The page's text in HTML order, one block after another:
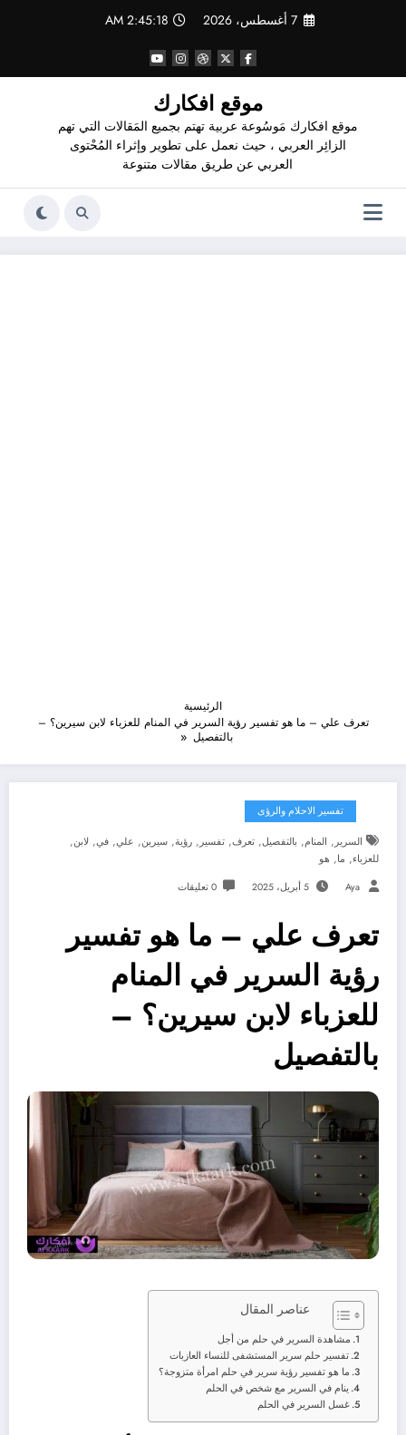
7 أغسطس، 2026 2:45:19 AM
موقع افكارك
موقع افكارك مَوسُوعة عربية تهتم بجميع المَقالات التي تهم
الزائِر العربي ، حيث نعمل على تطوير وإثراء المُحْتوى
العربي عن طريق مقالات متنوعة
الرئيسية
تعرف علي – ما هو تفسير رؤية السرير في المنام للعزباء لابن سيرين؟ –
بالتفصيل
تفسير الاحلام والرؤى
السرير , المنام, بالتفصيل, تعرف, تفسير , رؤية, سيرين, علي, في, لابن,
للعزباء, ما, هو
Aya 5 أبريل، 2025 0 تعليقات
تعرف علي – ما هو تفسير
رؤية السرير في المنام
للعزباء لابن سيرين؟ –
بالتفصيل
عناصر المقال
مشاهدة السرير في حلم من أجل
تفسير حلم سرير المستشفى للنساء العازبات
ما هو تفسير رؤية سرير في حلم امرأة متزوجة؟
ينام في السرير مع شخص في الحلم
غسل السرير في الحلم